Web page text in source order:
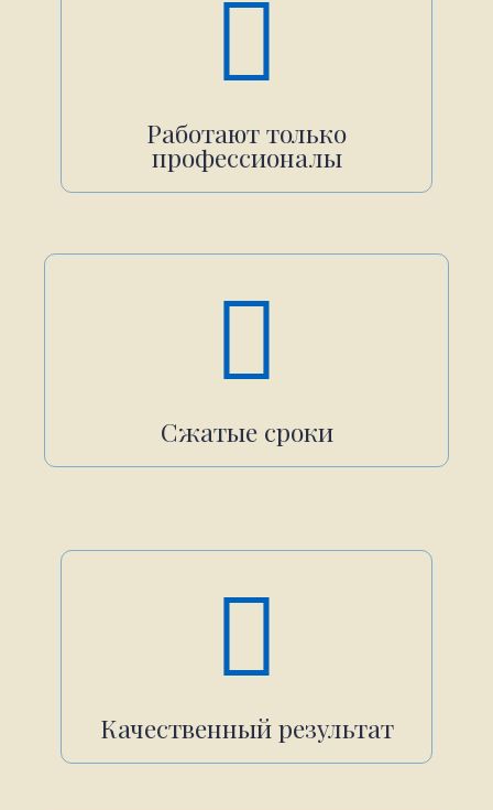
Работают только
профессионалы
Сжатые сроки
Качественный результат